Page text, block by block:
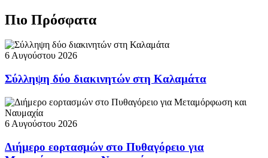
Πιο Πρόσφατα
6 Αυγούστου 2026
Σύλληψη δύο διακινητών στη Καλαμάτα
6 Αυγούστου 2026
Διήμερο εορτασμών στο Πυθαγόρειο για